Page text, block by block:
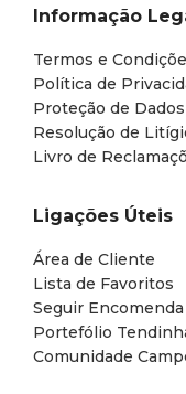
Informação
Termos e
Política de
Proteção de Dados
Resolução de
Livro de
Ligações Úteis
Área de Cliente
Lista de Favoritos
Seguir Encomenda
Portefólio
Comunidade